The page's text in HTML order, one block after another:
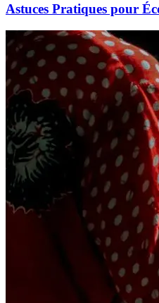
Astuces Pratiques pour